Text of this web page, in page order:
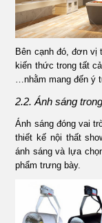
Bên cạnh đó, đơn vị
kiến thức trong tất
…nhằm mang đến ý
2.2. Ánh sáng
Ánh sáng đóng vai
thiết kế nội thất
ánh sáng và lựa
phẩm trưng bày.